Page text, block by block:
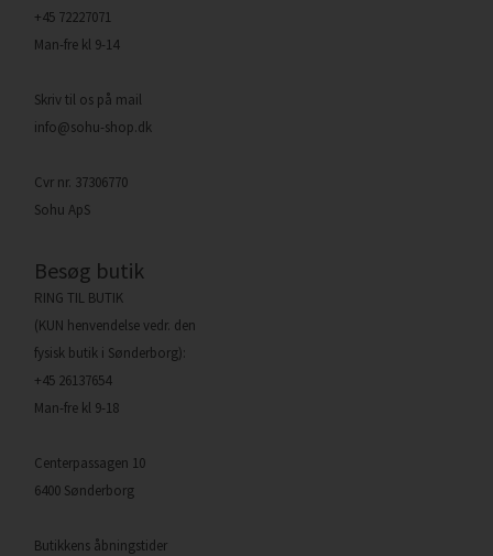
+45 72227071
Man-fre kl 9-14
Skriv til os på mail
info@sohu-shop.dk
Cvr nr. 37306770
Sohu ApS
Besøg butik
RING TIL BUTIK
(KUN henvendelse vedr. den
fysisk butik i Sønderborg):
+45 26137654
Man-fre kl 9-18
Centerpassagen 10
6400 Sønderborg
Butikkens åbningstider